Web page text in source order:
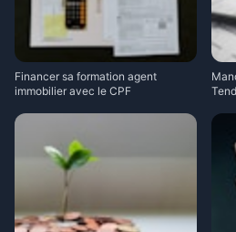
Financer sa formation agent
immobilier avec le CPF